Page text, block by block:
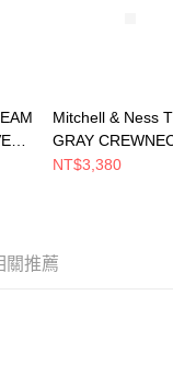
Mitchell & Ness
GRAY
長袖上衣
NT$3,380
關推薦